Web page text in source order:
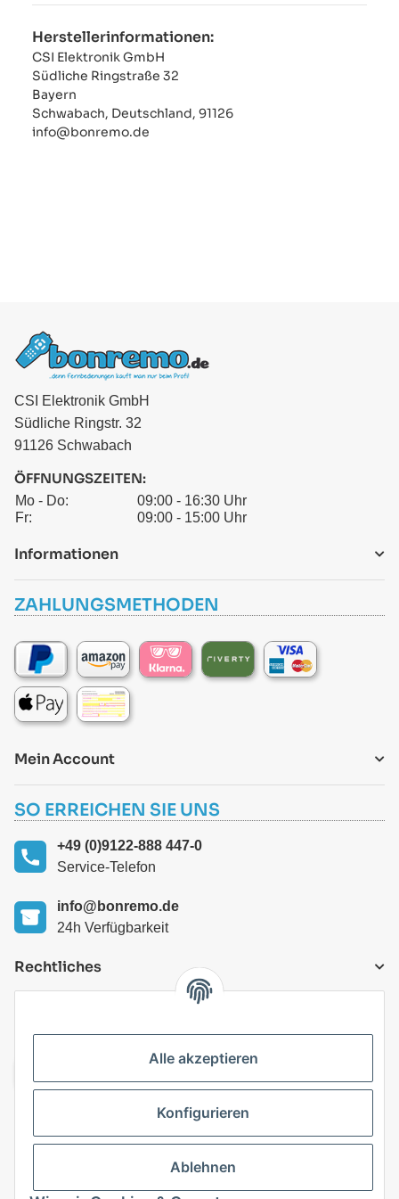
Herstellerinformationen:
CSI Elektronik GmbH
Südliche Ringstraße 32
Bayern
Schwabach, Deutschland, 91126
info@bonremo.de
CSI Elektronik GmbH
Südliche Ringstr. 32
91126 Schwabach
ÖFFNUNGSZEITEN:
Mo - Do:
09:00 - 16:30 Uhr
Fr:
09:00 - 15:00 Uhr
Informationen
ZAHLUNGSMETHODEN
Mein Account
SO ERREICHEN SIE UNS
+49 (0)9122-888 447-0
Service-Telefon
info@bonremo.de
24h Verfügbarkeit
Rechtliches
Vertrag widerrufen
Alle akzeptieren
Konfigurieren
Ablehnen